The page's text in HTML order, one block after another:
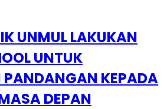
UNMUL LAKUKAN
UNTUK
PANDANGAN KEPADA
DEPAN